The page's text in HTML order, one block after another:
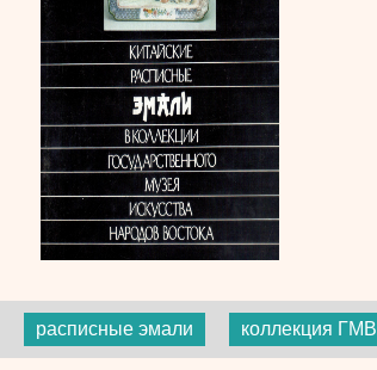
расписные эмали коллекция ГМВ